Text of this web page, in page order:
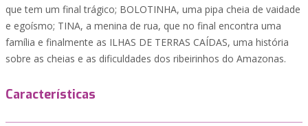
que tem um final trágico; BOLOTINHA, uma pipa cheia de vaidade
e egoísmo; TINA, a menina de rua, que no final encontra uma
família e finalmente as ILHAS DE TERRAS CAÍDAS, uma história
sobre as cheias e as dificuldades dos ribeirinhos do Amazonas.
Características